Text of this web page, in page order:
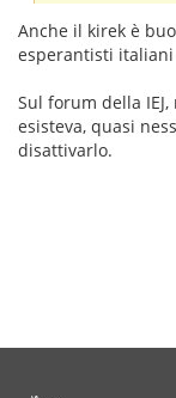
Anche il kirek è
esperantisti italiani
Sul forum della
esisteva, quasi
disattivarlo.